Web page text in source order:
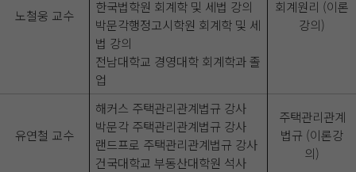
노철웅 교수
한국법학원 회계학 및 세법 강의
박문각행정고시학원 회계학 및 세
법 강의
전남대학교 경영대학 회계학과 졸
업
회계원리 (이론
강의)
유연철 교수
해커스 주택관리관계법규 강사
박문각 주택관리관계법규 강사
랜드프로 주택관리관계법규 강사
건국대학교 부동산대학원 석사
주택관리관계
법규 (이론강
의)